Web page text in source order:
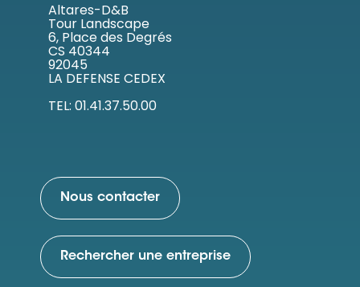
Altares-D&B
Tour Landscape
6, Place des Degrés
CS 40344
92045
LA DEFENSE CEDEX
TEL: 01.41.37.50.00
Nous contacter
Rechercher une entreprise